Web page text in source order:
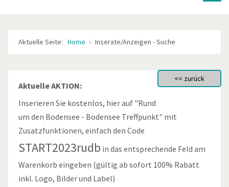
Aktuelle Seite: Home Inserate/Anzeigen - Suche
Aktuelle AKTION:
Inserieren Sie kostenlos, hier auf "Rund
um den Bodensee - Bodensee Treffpunkt" mit
Zusatzfunktionen, einfach den Code
START2023rudb in das entsprechende Feld am
Warenkorb eingeben (gültig ab sofort 100% Rabatt
inkl. Logo, Bilder und Label)